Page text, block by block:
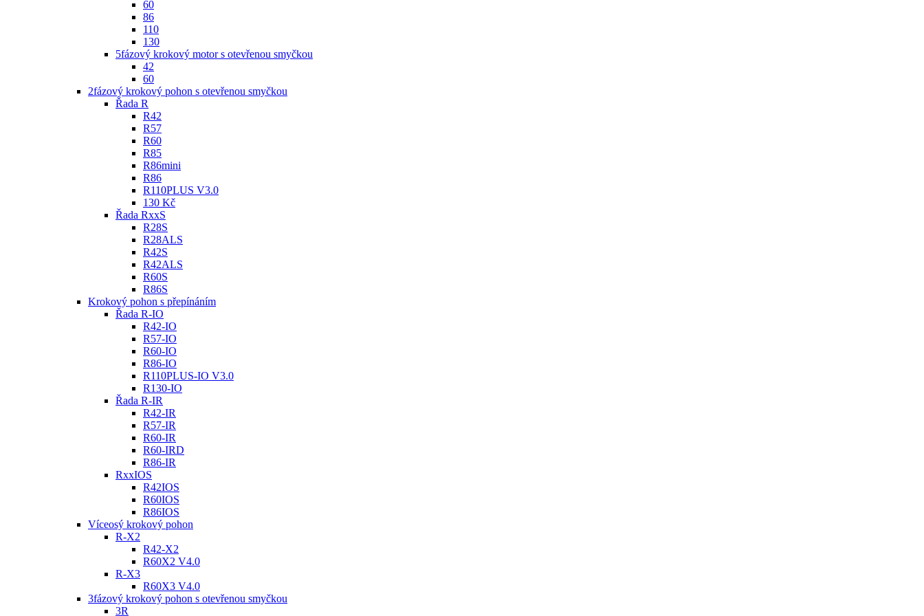
60
86
110
130
5fázový krokový motor s otevřenou smyčkou
42
60
2fázový krokový pohon s otevřenou smyčkou
Řada R
R42
R57
R60
R85
R86mini
R86
R110PLUS V3.0
130 Kč
Řada RxxS
R28S
R28ALS
R42S
R42ALS
R60S
R86S
Krokový pohon s přepínáním
Řada R-IO
R42-IO
R57-IO
R60-IO
R86-IO
R110PLUS-IO V3.0
R130-IO
Řada R-IR
R42-IR
R57-IR
R60-IR
R60-IRD
R86-IR
RxxIOS
R42IOS
R60IOS
R86IOS
Víceosý krokový pohon
R-X2
R42-X2
R60X2 V4.0
R-X3
R60X3 V4.0
3fázový krokový pohon s otevřenou smyčkou
3R